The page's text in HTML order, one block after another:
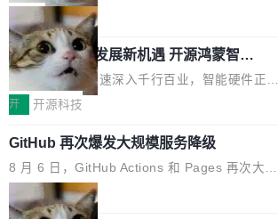
Agency年度合辑的观察指出,“产品”这个离消费
者最近的载体,在整个品牌营销层面的权重显著变
高了。全域营销服务商的竞争正在从规模转向深
度,案例厚度、全域覆盖、多线协同...
破的事实。 Jordan 随后补充了一句软化声明：
「我不认为这些会议上大部分论文都在过度宣传
或造假。问题是，作为读者，如果你筛选出那些
看起来最令人兴奋的论文，那它们大部分都是过
度宣传的。」 这才是真正的痛点。不是所有论文
都有问题，是最吸引眼球的那批论文最有问题。
他引用的帖子来自 Mathew Shen，一位 ICLR 2
026 的读者：「看了篇 ...
这句话不是来自某个技术博客，而是出自 Hieu
Pham 的一条推文。Hieu Pham 是谁？他是 xAI
的早期工程师之一，在 Grok 训练基础设施团队
工作过。近日他在 X 上发了一条帖子，列出了他
认为现代 AI 领域最重要的三个开源项目。 第一
理由很具体。FA 系列不需要解释，但 FA2 是他
认为最重要的一个——复杂度恰到好处，刚好能
驱动你去学 CuTe，但还没被那些"邪恶的" Hopp
er++ 优化所淹没，足够容易修改和适配。 更关
局
共商智能硬件发展新机遇 开源鸿蒙智能
硬件开发者日杭州站即将举行
随着万物智联加速深入千行百业，智能硬件正从
单点设备迈向智能化、网联化、协同化发展。作
鸿蒙通过统一技术底座和分布式能力，为不同类
型智能设备的开发、连接与互联提供关键支撑，
也为产业链企业探索产品创新与商业增长打开新
的空间。 8月14日，开源鸿蒙智能硬件开发者日
开 开源科技
GitHub 再次爆发大规模服务降级
8 月 6 日，GitHub Actions 和 Pages 再次大规
模服务降级，Actions 完全不可用超过 5 小时，
webhook 停发，连自托管 runner 也因调度层故
局